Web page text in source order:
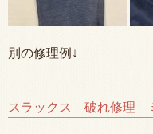
別の修理例↓
スラックス 破れ修理